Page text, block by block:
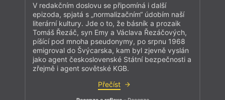
V redakčním doslovu se připomíná i další
epizoda, spjatá s „normalizačním“ údobím naší
literární kultury. Jde o to, že básník a prozaik
Tomáš Řezáč, syn Emy a Václava Řezáčových,
píšící pod mnoha pseudonymy, po srpnu 1968
emigroval do Švýcarska, kam byl zjevně vyslán
jako agent československé Státní bezpečnosti a
zřejmě i agent sovětské KGB.
Přečíst